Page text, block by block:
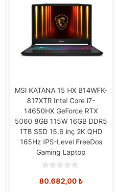
MSI KATANA 15 HX B14WFK-
817XTR Intel Core i7-
14650HX GeForce RTX
5060 8GB 115W 16GB DDR5
1TB SSD 15.6 inç 2K QHD
165Hz IPS-Level FreeDos
Gaming Laptop
o
80.682,00₺